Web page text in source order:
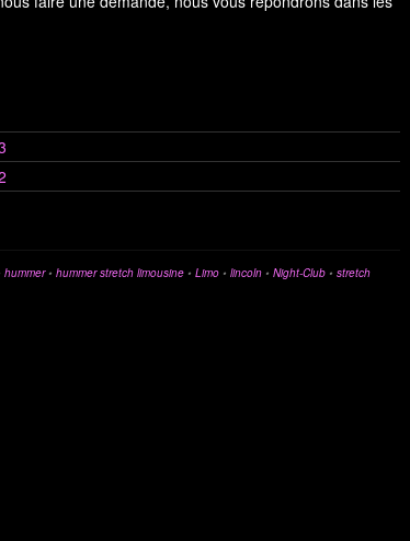
hummer• hummer stretch limousine • Limo • lincoln • Night-Club • stretch